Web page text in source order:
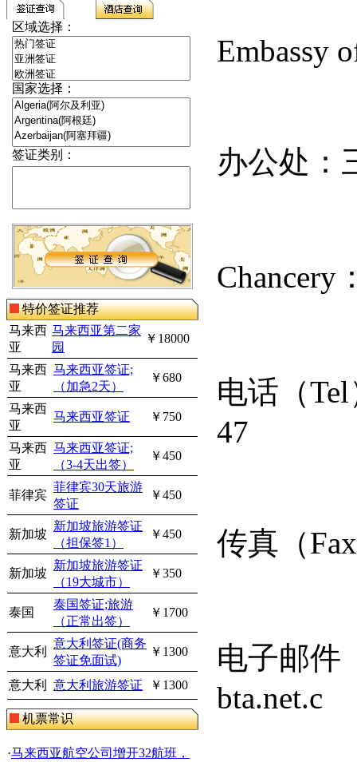
区域选择：
国家选择：
签证类别：
特价签证推荐
马来西
亚
马来西亚第二家
园
￥18000
马来西
亚
马来西亚签证;
（加急2天）
￥680
马来西
亚
马来西亚签证 ￥750
马来西
亚
马来西亚签证;
（3-4天出签）
￥450
菲律宾
菲律宾30天旅游
签证
￥450
新加坡
新加坡旅游签证
（担保签1）
￥450
新加坡
新加坡旅游签证
（19大城市）
￥350
泰国
泰国签证;旅游
（正常出签）
￥1700
意大利
意大利签证(商务
签证免面试)
￥1300
意大利 意大利旅游签证 ￥1300
机票常识
·马来西亚航空公司增开32航班，
Embassy
办公处：
Chancery
电话（Tel
47
传真（Fax
电子邮件
bta.net.c